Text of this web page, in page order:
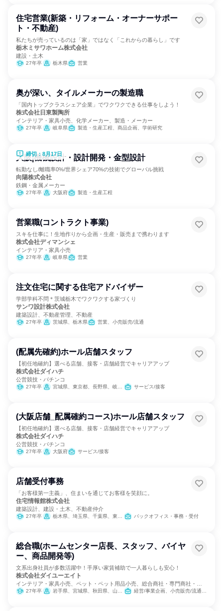
住宅営業(新築・リフォーム・オーナーサポー
ト・不動産)
私たちが売っているのは「家」ではなく「これからの暮らし」です
栃木ミサワホーム株式会社
建設・土木
27年卒 栃木県 営業
奥が深い、タイルメーカーの製造職
「国内トップクラスシェア企業」でワクワクできる仕事をしよう！
株式会社日東製陶所
インテリア・家具小売、化学メーカー、製造・メーカー
27年卒 岐阜県 製造・生産工程、商品企画、学術研究
締切：8月17日
大阪|機械設計・設計開発・金型設計
転勤なし/離職率0%/世界シェア70%の技術でグローバル挑戦
向陽株式会社
鉄鋼・金属メーカー
27年卒 大阪府 製造・生産工程
営業職(コントラクト事業)
スキを仕事に！生地作りから企画・生産・販売まで携わります
株式会社ディマンシェ
インテリア・家具小売
27年卒 岐阜県 営業
注文住宅に関する住宅アドバイザー
学部学科不問＊茨城栃木でワクワクする家づくり
サンワ設計株式会社
建築設計、不動産管理、不動産
27年卒 茨城県、栃木県 営業、小売販売/流通
(配属先確約)ホール店舗スタッフ
【初任地確約】選べる店舗、接客・店舗経営でキャリアアップ
株式会社ダイハチ
公営競技・パチンコ
27年卒 宮城県、東京都、長野県、岐阜県、静岡県、愛知県、大阪府 サービス/接客
(大阪店舗_配属確約コース)ホール店舗スタッフ
【初任地確約】選べる店舗、接客・店舗経営でキャリアアップ
株式会社ダイハチ
公営競技・パチンコ
27年卒 大阪府 サービス/接客
店舗受付事務
「お客様第一主義」、住まいを通じてお客様を笑顔に。
住宅情報館株式会社
建築設計、建設・土木、不動産仲介
27年卒 栃木県、埼玉県、千葉県、東京都、神奈川県 バックオフィス・事務・受付
総合職(ホームセンター店長、スタッフ、バイヤ
ー、商品開発等)
文系出身社員が多数活躍中！手厚い家賃補助で一人暮らしも安心！
株式会社ダイユーエイト
インテリア・家具小売、ペット・ペット用品小売、総合商社・専門商社・卸
売
27年卒 岩手県、宮城県、秋田県、山形県、福島県、茨城県、栃木県、新潟県 経営/事業企画、小売販売/流通、SCM/生産管理/購買/物流